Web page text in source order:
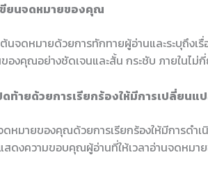
ขียนจดหมายของคุณ
ต้นจดหมายด้วยการทักทายผู้อ่านและระบุถึง
ของคุณอย่างชัดเจนและสั้น กระชับ ภายในไม่
ดท้ายด้วยการเรียกร้องให้มีการเปลี่ยนแ
ดหมายของคุณด้วยการเรียกร้องให้มีการดำ
สดงความขอบคุณผู้อ่านที่ให้เวลาอ่านจดหมา